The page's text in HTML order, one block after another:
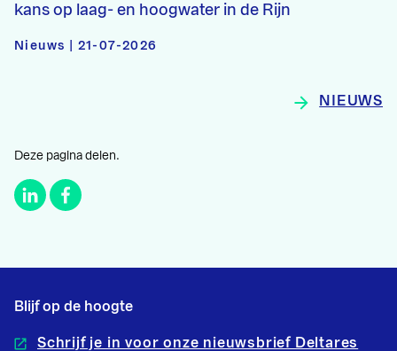
kans op laag- en hoogwater in de Rijn
Nieuws | 21-07-2026
NIEUWS
Deze pagina delen.
Blijf op de hoogte
Schrijf je in voor onze nieuwsbrief Deltares